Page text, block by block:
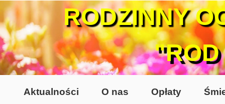
Aktualności O nas Opłaty
RODZINNY